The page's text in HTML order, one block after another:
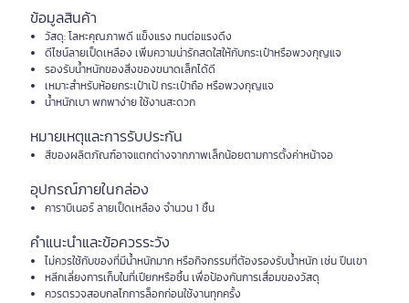
ข้อมูลสินค้า
วัสดุ: โลหะคุณภาพดี แข็งแรง ทนต่อแรงดึง
ดีไซน์ลายเป็ดเหลือง เพิ่มความน่ารักสดใสให้กับกระเป๋าหรือพวงกุญแจ
รองรับน้ำหนักของสิ่งของขนาดเล็กได้ดี
เหมาะสำหรับห้อยกระเป๋าเป้ กระเป๋าถือ หรือพวงกุญแจ
น้ำหนักเบา พกพาง่าย ใช้งานสะดวก
หมายเหตุและการรับประกัน
สีของผลิตภัณฑ์อาจแตกต่างจากภาพเล็กน้อยตามการตั้งค่าหน้าจอ
อุปกรณ์ภายในกล่อง
คาราบิเนอร์ ลายเป็ดเหลือง จำนวน 1 ชิ้น
คำแนะนำและข้อควรระวัง
ไม่ควรใช้กับของที่มีน้ำหนักมาก หรือกิจกรรมที่ต้องรองรับน้ำหนัก เช่น ปีนเขา
หลีกเลี่ยงการเก็บในที่เปียกหรือชื้น เพื่อป้องกันการเสื่อมของวัสดุ
ควรตรวจสอบกลไกการล็อกก่อนใช้งานทุกครั้ง